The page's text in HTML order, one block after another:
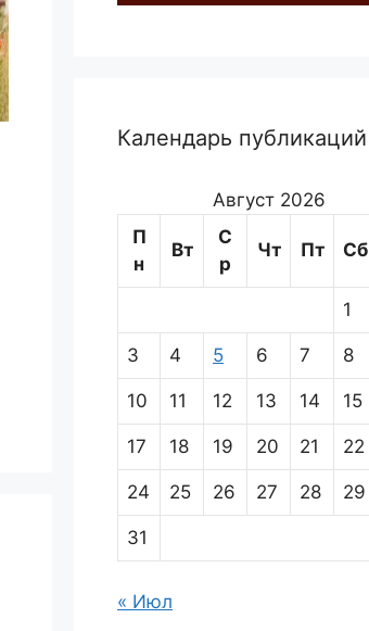
Календарь публикаций
Август 2026
П
н
Вт
С
р
Чт Пт Сб
1
3 4 5 6 7 8
10 11 12 13 14 15
17 18 19 20 21 22
24 25 26 27 28 29
31
« Июл